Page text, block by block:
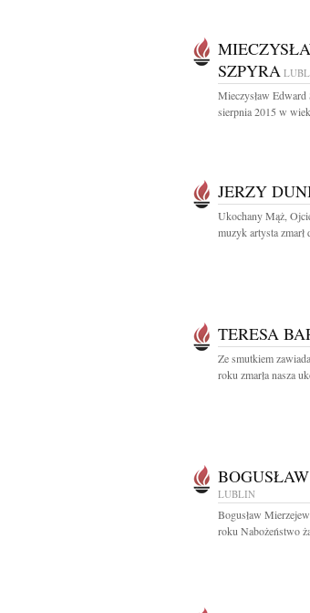
SZPYRA
Mieczysław
sierpnia 2015 w
JERZY
Ukochany Mąż,
muzyk artysta
TERESA
Ze smutkiem
roku zmarła nasza
LUBLIN
Bogusław
roku Nabożeństwo